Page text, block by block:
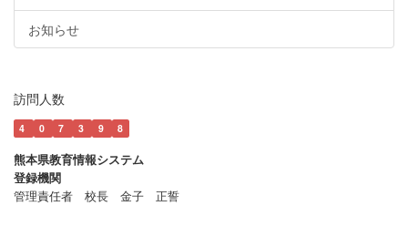
お知らせ
訪問人数
4 0 7 3 9 8
熊本県教育情報システム
登録機関
管理責任者 校長 金子 正誓